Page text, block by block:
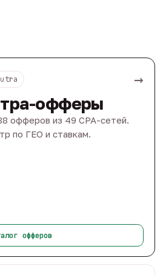
→
офферы
офферов из 49 CPA-сетей.
по ГЕО и ставкам.
офферов